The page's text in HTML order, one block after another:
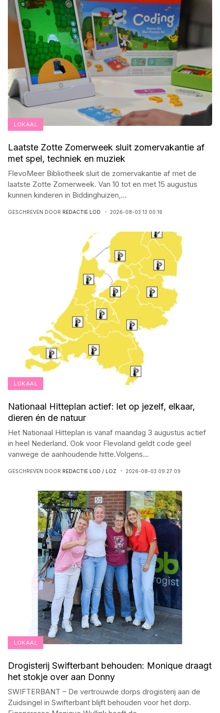
LOKAAL
Laatste Zotte Zomerweek sluit zomervakantie af
met spel, techniek en muziek
FlevoMeer Bibliotheek sluit de zomervakantie af met de
laatste Zotte Zomerweek. Van 10 tot en met 15 augustus
kunnen kinderen in Biddinghuizen, ...
GESCHREVEN DOOR REDACTIE LOD 2026-08-03 13:00:16
LOKAAL
Nationaal Hitteplan actief: let op jezelf, elkaar,
dieren én de natuur
Het Nationaal Hitteplan is vanaf maandag 3 augustus actief
in heel Nederland. Ook voor Flevoland geldt code geel
vanwege de aanhoudende hitte.Volgens...
GESCHREVEN DOOR REDACTIE LOD / LOZ 2026-08-03 09:27:09
LOKAAL
Drogisterij Swifterbant behouden: Monique draagt
het stokje over aan Donny
SWIFTERBANT – De vertrouwde dorps drogisterij aan de
Zuidsingel in Swifterbant blijft behouden voor het dorp.